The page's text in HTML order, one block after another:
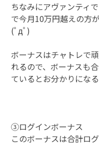
ちなみにアヴァンティ
で今月10万円越えの方
(ﾟдﾟ)
ボーナスはチャトレで
れるので、ボーナスも
ているとお分かりにな
③ログインボーナス
このボーナスは合計ロ